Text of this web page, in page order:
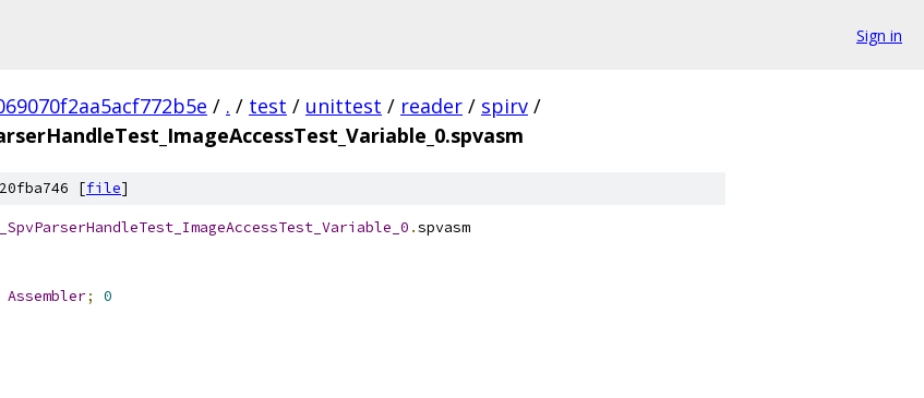
Sign in
/ . / test / unittest / reader / spirv /
[file]
.spvasm
Assembler;
0